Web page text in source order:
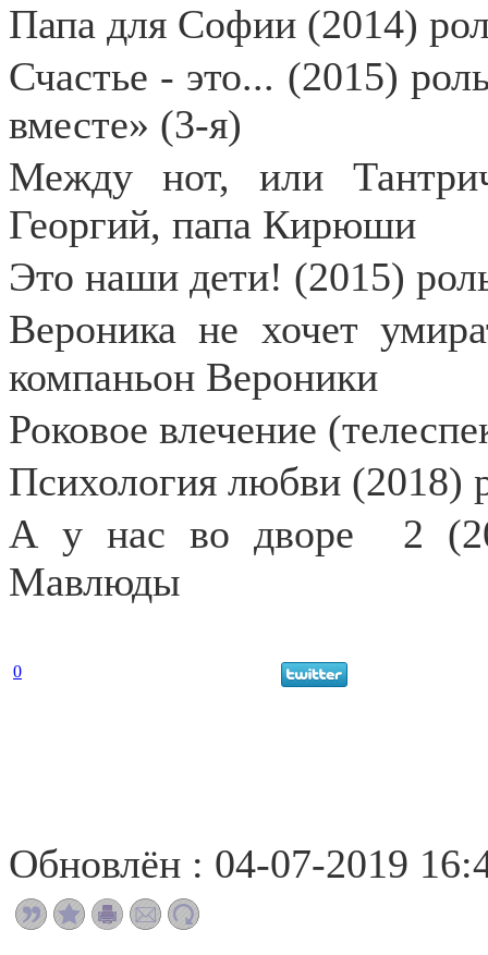
Папа для Софии (2014)
Счастье - это... (2015)
вместе» (3-я)
Между нот, или
Георгий, папа Кирюши
Это наши дети! (2015)
Вероника не хочет
компаньон Вероники
Роковое влечение
Психология любви (2018)
А у нас во дворе
2
Мавлюды
0
Обновлён : 04-07-2019